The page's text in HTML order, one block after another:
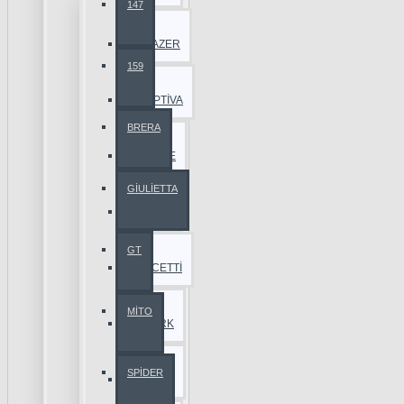
147
159
BRERA
GİULİETTA
GT
MİTO
SPİDER
BLAZER
CAPTİVA
CRUZE
LACETTİ
SPARK
TAHOE